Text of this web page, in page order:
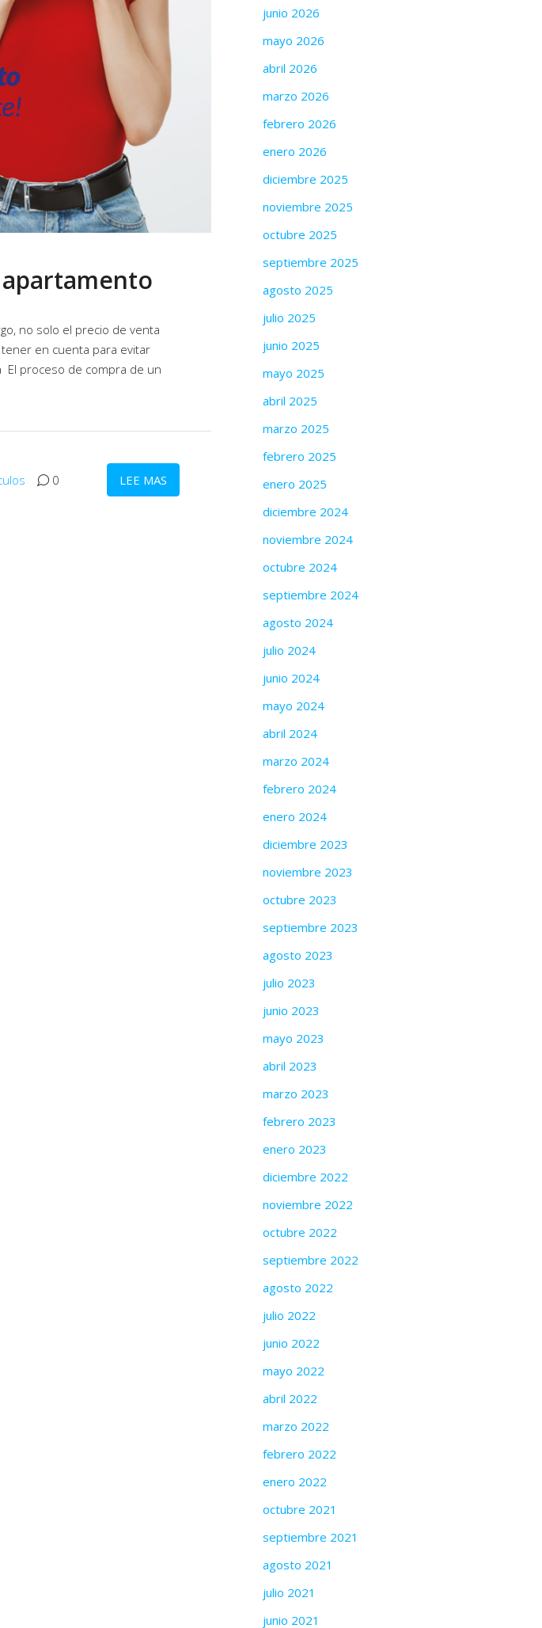
no solo el precio de venta
en cuenta para evitar
proceso de compra de un
0 LEE MAS
junio 2026
mayo 2026
abril 2026
marzo 2026
febrero 2026
enero 2026
diciembre 2025
noviembre 2025
octubre 2025
septiembre 2025
agosto 2025
julio 2025
junio 2025
mayo 2025
abril 2025
marzo 2025
febrero 2025
enero 2025
diciembre 2024
noviembre 2024
octubre 2024
septiembre 2024
agosto 2024
julio 2024
junio 2024
mayo 2024
abril 2024
marzo 2024
febrero 2024
enero 2024
diciembre 2023
noviembre 2023
octubre 2023
septiembre 2023
agosto 2023
julio 2023
junio 2023
mayo 2023
abril 2023
marzo 2023
febrero 2023
enero 2023
diciembre 2022
noviembre 2022
octubre 2022
septiembre 2022
agosto 2022
julio 2022
junio 2022
mayo 2022
abril 2022
marzo 2022
febrero 2022
enero 2022
octubre 2021
septiembre 2021
agosto 2021
julio 2021
junio 2021